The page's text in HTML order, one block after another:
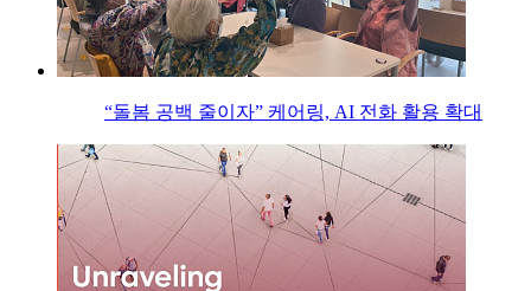
“돌봄 공백 줄이자” 케어링, AI 전화 활용 확대